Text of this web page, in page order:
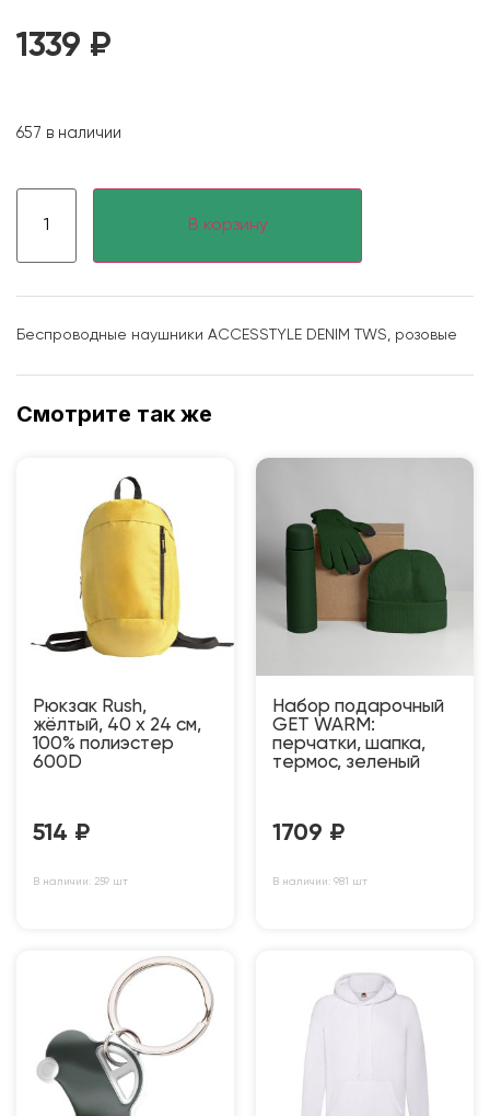
1339 ₽
657 в наличии
В корзину
Беспроводные наушники ACCESSTYLE DENIM TWS, розовые
Смотрите так же
Рюкзак Rush,
жёлтый, 40 x 24 см,
100% полиэстер
600D
514 ₽
В наличии: 259 шт
Набор подарочный
GET WARM:
перчатки, шапка,
термос, зеленый
1709 ₽
В наличии: 981 шт